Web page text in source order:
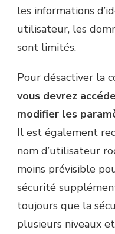
les informations
utilisateur, les
sont limités.
Pour désactiver la
vous devrez
modifier les
Il est également
nom d’utilisateur
moins prévisible
sécurité
toujours que la
plusieurs niveaux